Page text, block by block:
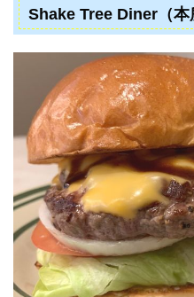
Shake Tree Diner（本